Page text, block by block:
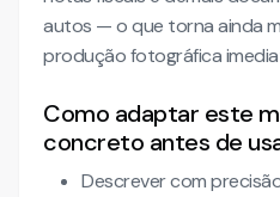
autos — o que torna ainda
produção fotográfica
Como adaptar este
concreto antes de
Descrever com